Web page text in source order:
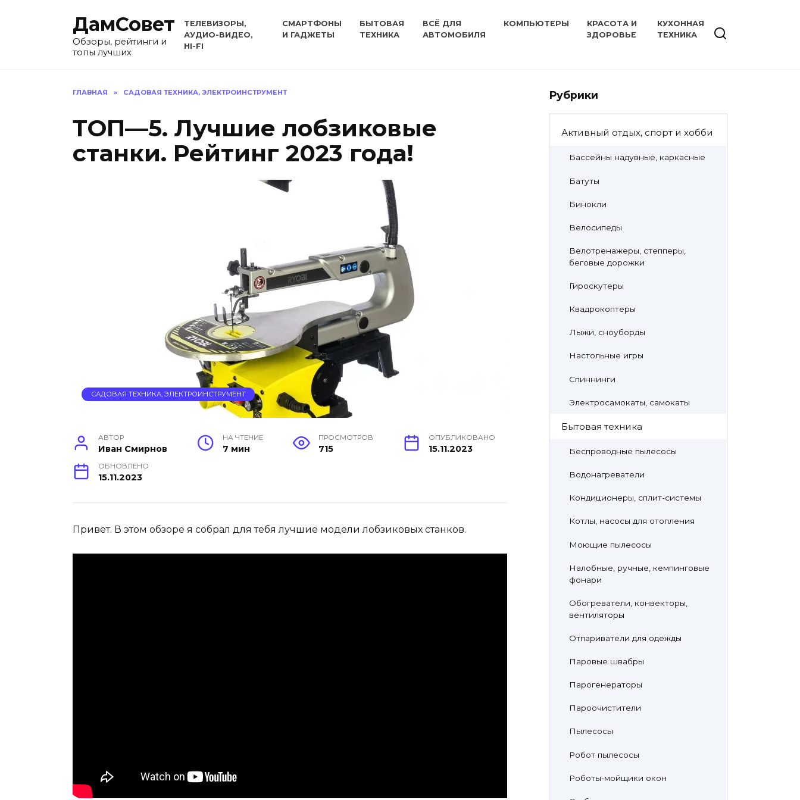
ДамСовет
Обзоры, рейтинги и
топы лучших
ТЕЛЕВИЗОРЫ,
АУДИО-ВИДЕО,
HI-FI
СМАРТФОНЫ
И ГАДЖЕТЫ
БЫТОВАЯ
ТЕХНИКА
ВСЁ ДЛЯ
АВТОМОБИЛЯ
КОМПЬЮТЕРЫ
КРАСОТА И
ЗДОРОВЬЕ
КУХОННАЯ
ТЕХНИКА
ГЛАВНАЯ » САДОВАЯ ТЕХНИКА, ЭЛЕКТРОИНСТРУМЕНТ
ТОП—5. Лучшие лобзиковые
станки. Рейтинг 2023 года!
САДОВАЯ ТЕХНИКА, ЭЛЕКТРОИНСТРУМЕНТ
АВТОР
Иван Смирнов
НА ЧТЕНИЕ
7 мин
ПРОСМОТРОВ
715
ОПУБЛИКОВАНО
15.11.2023
ОБНОВЛЕНО
15.11.2023
Привет. В этом обзоре я собрал для тебя лучшие модели лобзиковых станков.
Рубрики
Активный отдых, спорт и хобби
Бассейны надувные, каркасные
Батуты
Бинокли
Велосипеды
Велотренажеры, степперы,
беговые дорожки
Гироскутеры
Квадрокоптеры
Лыжи, сноуборды
Настольные игры
Спиннинги
Электросамокаты, самокаты
Бытовая техника
Беспроводные пылесосы
Водонагреватели
Кондиционеры, сплит-системы
Котлы, насосы для отопления
Моющие пылесосы
Налобные, ручные, кемпинговые
фонари
Обогреватели, конвекторы,
вентиляторы
Отпариватели для одежды
Паровые швабры
Парогенераторы
Пароочистители
Пылесосы
Робот пылесосы
Роботы-мойщики окон